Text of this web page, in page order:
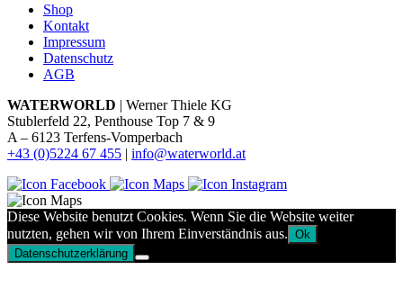
Shop
Kontakt
Impressum
Datenschutz
AGB
WATERWORLD | Werner Thiele KG
Stublerfeld 22, Penthouse Top 7 & 9
A – 6123 Terfens-Vomperbach
+43 (0)5224 67 455 | info@waterworld.at
Diese Website benutzt Cookies. Wenn Sie die Website weiter
nutzten, gehen wir von Ihrem Einverständnis aus. Ok
Datenschutzerklärung